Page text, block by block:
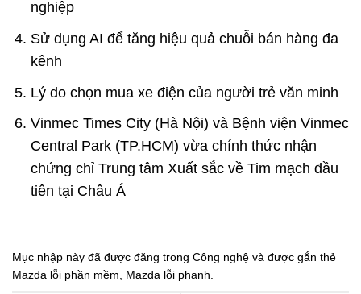
nghiệp
Sử dụng AI để tăng hiệu quả chuỗi bán hàng đa
kênh
Lý do chọn mua xe điện của người trẻ văn minh
Vinmec Times City (Hà Nội) và Bệnh viện Vinmec
Central Park (TP.HCM) vừa chính thức nhận
chứng chỉ Trung tâm Xuất sắc về Tim mạch đầu
tiên tại Châu Á
Mục nhập này đã được đăng trong Công nghệ và được gắn thẻ
Mazda lỗi phần mềm, Mazda lỗi phanh.